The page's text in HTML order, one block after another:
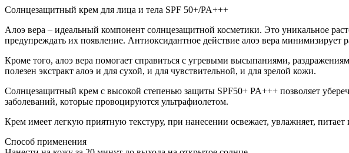
Бытовая химия
Солнцезащитный крем для лица и тела SPF 50+/PA+++
Алоэ вера – идеальный компонент солнцезащитной косметики. Это уникальное
предупреждать их появление. Антиоксидантное действие алоэ вера
Кроме того, алоэ вера помогает справиться с угревыми высыпаниями,
полезен экстракт алоэ и для сухой, и для чувствительной, и для зрелой кожи.
Солнцезащитный крем с высокой степенью защиты SPF50+ PA+++ позволяет
заболеваний, которые провоцируются ультрафиолетом.
Крем имеет легкую приятную текстуру, при нанесении освежает, увлажняет,
Способ применения